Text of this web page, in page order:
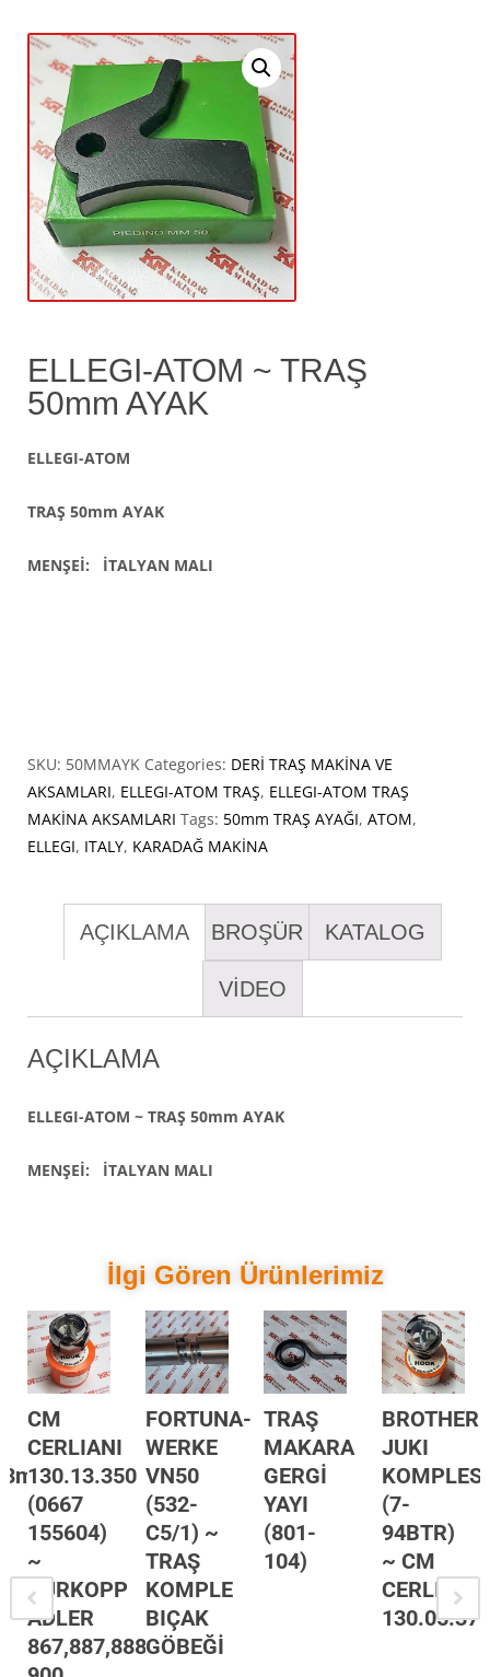
ELLEGI-ATOM ~ TRAŞ
50mm AYAK
ELLEGI-ATOM
TRAŞ 50mm AYAK
MENŞEİ: İTALYAN MALI
SKU: 50MMAYK Categories: DERİ TRAŞ MAKİNA VE
AKSAMLARI, ELLEGI-ATOM TRAŞ, ELLEGI-ATOM TRAŞ
MAKİNA AKSAMLARI Tags: 50mm TRAŞ AYAĞI, ATOM,
ELLEGI, ITALY, KARADAĞ MAKİNA
AÇIKLAMA BROŞÜR KATALOG
VİDEO
AÇIKLAMA
ELLEGI-ATOM ~ TRAŞ 50mm AYAK
MENŞEİ: İTALYAN MALI
İlgi Gören Ürünlerimiz
CM
CERLIANI
130.13.350
(0667
155604)
~
DÜRKOPP
ADLER
867,887,888-
FORTUNA-
WERKE
VN50
(532-
C5/1) ~
TRAŞ
KOMPLE
BIÇAK
GÖBEĞİ
TRAŞ
MAKARA
GERGİ
YAYI
(801-
104)
BROTHER-
JUKI
KOMPLESİ
(7-
94BTR)
~ CM
CERLIANI
130.05.376